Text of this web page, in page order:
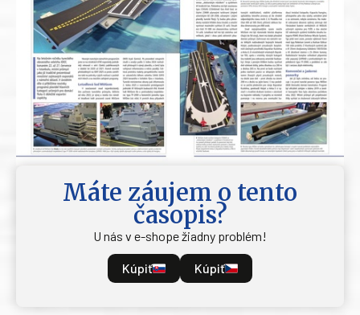
Máte záujem o tento
časopis?
U nás v e-shope žiadny problém!
Kúpiť Kúpiť